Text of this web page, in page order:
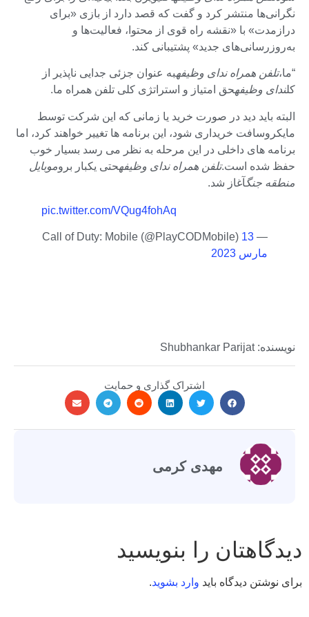
نگرانی‌ها منتشر کرد و گفت که قصد دارد از بازی «برای
درازمدت» با «نقشه راه قوی از محتوا، فعالیت‌ها و
به‌روزرسانی‌های جدید» پشتیبانی کند.
“ما،تلفن همراه ندای وظیفهبه عنوان جزئی جدایی ناپذیر از
کلندای وظیفهحق امتیاز و استراتژی کلی تلفن همراه ما.
البته باید دید در صورت خرید یا زمانی که این شرکت توسط
مایکروسافت خریداری شود، این برنامه ها تغییر خواهند کرد، اما
برنامه های داخلی در این مرحله به نظر می رسد بسیار خوب
حفظ شده است.تلفن همراه ندای وظیفهحتی یکبار بروموبایل
منطقه جنگآغاز شد.
pic.twitter.com/VQug4fohAq
— Call of Duty: Mobile (@PlayCODMobile)
13
مارس 2023
نویسنده: Shubhankar Parijat
اشتراک گذاری و حمایت
مهدی کرمی
دیدگاهتان را بنویسید
برای نوشتن دیدگاه باید وارد بشوید.